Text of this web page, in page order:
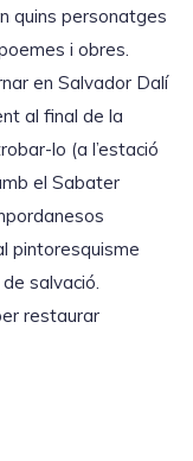
quins personatges
i obres.
en Salvador Dalí
al final de la
lo (a l’estació
el Sabater
pintoresquisme
salvació.
restaurar